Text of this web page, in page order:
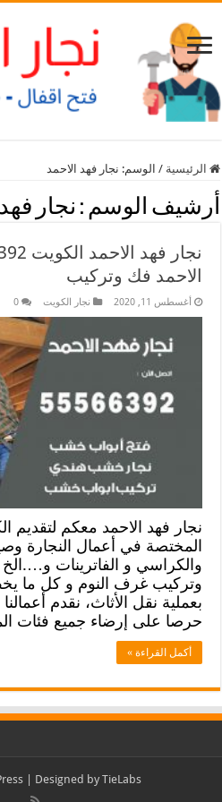
الرئيسية / الوسم: نجار فهد الاحمد
أرشيف الوسم : نجار
الاحمد فك وتركيب
أغسطس 11, 2020 نجار الكويت 0
نجار فهد الاحمد معكم لتقديم
المختصة في أعمال النجارة
والكراسي و الفاترينات
وتركيب غرف النوم و كل ما
بعملية نقل الأثاث، نقدم
حرصا على إرضاء جميع فئات
أكمل القراءة »
| Designed by TieLabs